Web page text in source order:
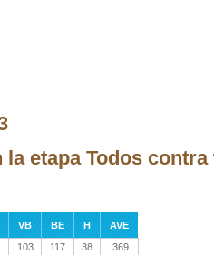
etapa Todos contra
VB BE H
AVE
103 117 38 .369